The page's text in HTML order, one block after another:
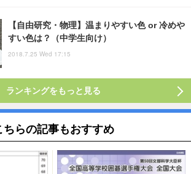
【自由研究・物理】温まりやすい色 or 冷めや
すい色は？（中学生向け）
2018.7.25 Wed 17:15
ランキングをもっと見る
ちらの記事もおすすめ